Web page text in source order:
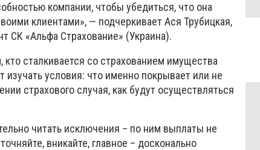
компании, чтобы убедиться, что она
клиентами», — подчеркивает Ася Трубицкая,
СК «Альфа Страхование» (Украина).
сталкивается со страхованием имущества
условия: что именно покрывает или не
страхового случая, как будут осуществляться
читать исключения – по ним выплаты не
вникайте, главное – досконально